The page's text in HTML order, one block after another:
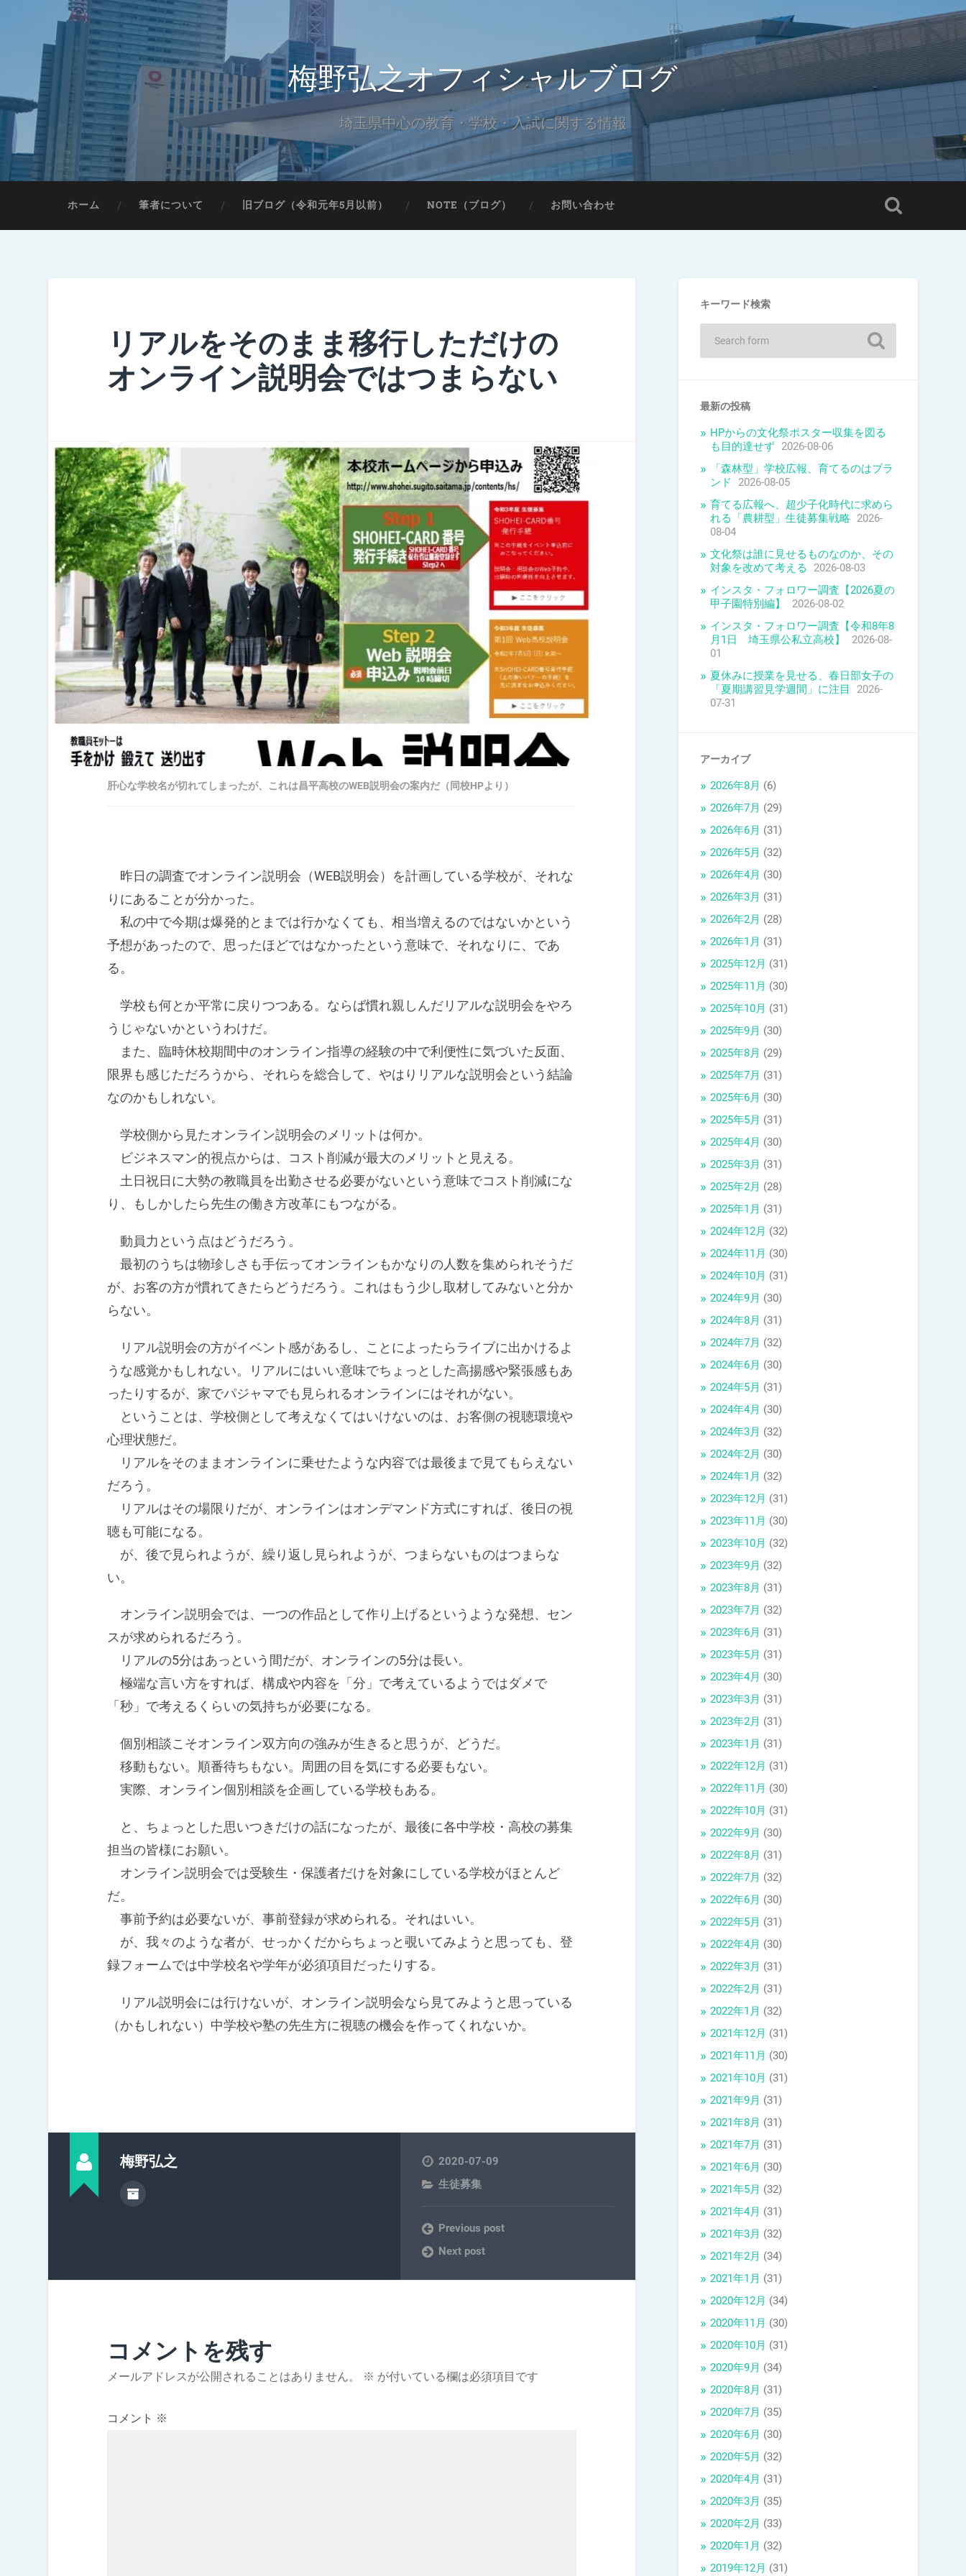
梅野弘之オフィシャルブログ
埼玉県中心の教育・学校・入試に関する情報
ホーム 筆者について 旧ブログ（令和元年5月以前） NOTE（ブログ） お問い合わせ
リアルをそのまま移行しただけの
オンライン説明会ではつまらない
肝心な学校名が切れてしまったが、これは昌平高校のWEB説明会の案内だ（同校HPより）
昨日の調査でオンライン説明会（WEB説明会）を計画している学校が、それな
りにあることが分かった。
私の中で今期は爆発的とまでは行かなくても、相当増えるのではないかという
予想があったので、思ったほどではなかったという意味で、それなりに、であ
る。
学校も何とか平常に戻りつつある。ならば慣れ親しんだリアルな説明会をやろ
うじゃないかというわけだ。
また、臨時休校期間中のオンライン指導の経験の中で利便性に気づいた反面、
限界も感じただろうから、それらを総合して、やはりリアルな説明会という結論
なのかもしれない。
学校側から見たオンライン説明会のメリットは何か。
ビジネスマン的視点からは、コスト削減が最大のメリットと見える。
土日祝日に大勢の教職員を出勤させる必要がないという意味でコスト削減にな
り、もしかしたら先生の働き方改革にもつながる。
動員力という点はどうだろう。
最初のうちは物珍しさも手伝ってオンラインもかなりの人数を集められそうだ
が、お客の方が慣れてきたらどうだろう。これはもう少し取材してみないと分か
らない。
リアル説明会の方がイベント感があるし、ことによったらライブに出かけるよ
うな感覚かもしれない。リアルにはいい意味でちょっとした高揚感や緊張感もあ
ったりするが、家でパジャマでも見られるオンラインにはそれがない。
ということは、学校側として考えなくてはいけないのは、お客側の視聴環境や
心理状態だ。
リアルをそのままオンラインに乗せたような内容では最後まで見てもらえない
だろう。
リアルはその場限りだが、オンラインはオンデマンド方式にすれば、後日の視
聴も可能になる。
が、後で見られようが、繰り返し見られようが、つまらないものはつまらな
い。
オンライン説明会では、一つの作品として作り上げるというような発想、セン
スが求められるだろう。
リアルの5分はあっという間だが、オンラインの5分は長い。
極端な言い方をすれば、構成や内容を「分」で考えているようではダメで
「秒」で考えるくらいの気持ちが必要になる。
個別相談こそオンライン双方向の強みが生きると思うが、どうだ。
移動もない。順番待ちもない。周囲の目を気にする必要もない。
実際、オンライン個別相談を企画している学校もある。
と、ちょっとした思いつきだけの話になったが、最後に各中学校・高校の募集
担当の皆様にお願い。
オンライン説明会では受験生・保護者だけを対象にしている学校がほとんど
だ。
事前予約は必要ないが、事前登録が求められる。それはいい。
が、我々のような者が、せっかくだからちょっと覗いてみようと思っても、登
録フォームでは中学校名や学年が必須項目だったりする。
リアル説明会には行けないが、オンライン説明会なら見てみようと思っている
（かもしれない）中学校や塾の先生方に視聴の機会を作ってくれないか。
梅野弘之
2020-07-09
生徒募集
Previous post
Next post
コメントを残す
メールアドレスが公開されることはありません。 ※ が付いている欄は必須項目です
コメント ※
キーワード検索
最新の投稿
HPからの文化祭ポスター収集を図る
も目的達せず 2026-08-06
「森林型」学校広報、育てるのはブラ
ンド
2026-08-05
育てる広報へ、超少子化時代に求めら
れる「農耕型」生徒募集戦略 2026-
08-04
文化祭は誰に見せるものなのか、その
対象を改めて考える
2026-08-03
インスタ・フォロワー調査【2026夏の
甲子園特別編】
2026-08-02
インスタ・フォロワー調査【令和8年8
月1日 埼玉県公私立高校】
2026-08-
01
夏休みに授業を見せる、春日部女子の
「夏期講習見学週間」に注目
2026-
07-31
アーカイブ
2026年8月 (6)
2026年7月 (29)
2026年6月 (31)
2026年5月 (32)
2026年4月 (30)
2026年3月 (31)
2026年2月 (28)
2026年1月 (31)
2025年12月 (31)
2025年11月 (30)
2025年10月 (31)
2025年9月 (30)
2025年8月 (29)
2025年7月 (31)
2025年6月 (30)
2025年5月 (31)
2025年4月 (30)
2025年3月 (31)
2025年2月 (28)
2025年1月 (31)
2024年12月 (32)
2024年11月 (30)
2024年10月 (31)
2024年9月 (30)
2024年8月 (31)
2024年7月 (32)
2024年6月 (30)
2024年5月 (31)
2024年4月 (30)
2024年3月 (32)
2024年2月 (30)
2024年1月 (32)
2023年12月 (31)
2023年11月 (30)
2023年10月 (32)
2023年9月 (32)
2023年8月 (31)
2023年7月 (32)
2023年6月 (31)
2023年5月 (31)
2023年4月 (30)
2023年3月 (31)
2023年2月 (31)
2023年1月 (31)
2022年12月 (31)
2022年11月 (30)
2022年10月 (31)
2022年9月 (30)
2022年8月 (31)
2022年7月 (32)
2022年6月 (30)
2022年5月 (31)
2022年4月 (30)
2022年3月 (31)
2022年2月 (31)
2022年1月 (32)
2021年12月 (31)
2021年11月 (30)
2021年10月 (31)
2021年9月 (31)
2021年8月 (31)
2021年7月 (31)
2021年6月 (30)
2021年5月 (32)
2021年4月 (31)
2021年3月 (32)
2021年2月 (34)
2021年1月 (31)
2020年12月 (34)
2020年11月 (30)
2020年10月 (31)
2020年9月 (34)
2020年8月 (31)
2020年7月 (35)
2020年6月 (30)
2020年5月 (32)
2020年4月 (31)
2020年3月 (35)
2020年2月 (33)
2020年1月 (32)
2019年12月 (31)